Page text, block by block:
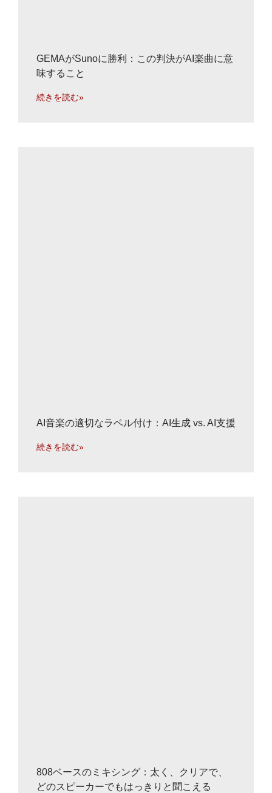
GEMAがSunoに勝利：この判決がAI楽曲に意
味すること
続きを読む»
AI音楽の適切なラベル付け：AI生成 vs. AI支援
続きを読む»
808ベースのミキシング：太く、クリアで、
どのスピーカーでもはっきりと聞こえる